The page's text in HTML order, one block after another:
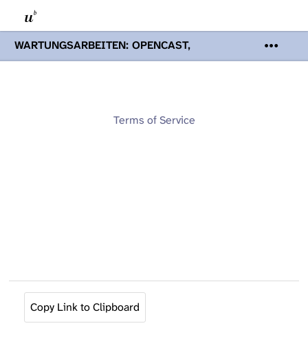
WARTUNGSARBEITEN: OPENCAST,
PODCASTS & TOBIRA
Mi 19. August
Opencast-Videos und Tobira nicht zur
Terms of Service
Copy Link to Clipboard